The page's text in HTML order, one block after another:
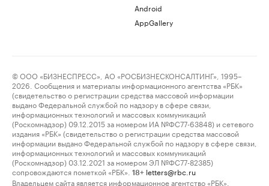
Android
AppGallery
© ООО «БИЗНЕСПРЕСС», АО «РОСБИЗНЕСКОНСАЛТИНГ», 1995–
2026. Сообщения и материалы информационного агентства «РБК»
(свидетельство о регистрации средства массовой информации
выдано Федеральной службой по надзору в сфере связи,
информационных технологий и массовых коммуникаций
(Роскомнадзор) 09.12.2015 за номером ИА №ФС77-63848) и сетевого
издания «РБК» (свидетельство о регистрации средства массовой
информации выдано Федеральной службой по надзору в сфере связи,
информационных технологий и массовых коммуникаций
(Роскомнадзор) 03.12.2021 за номером ЭЛ №ФС77-82385)
сопровождаются пометкой «РБК».
18+ letters@rbc.ru
Владельцем сайта является информационное агентство «РБК».